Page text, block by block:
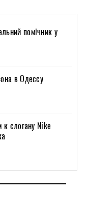
помічник у
в Одессу
к слогану Nike